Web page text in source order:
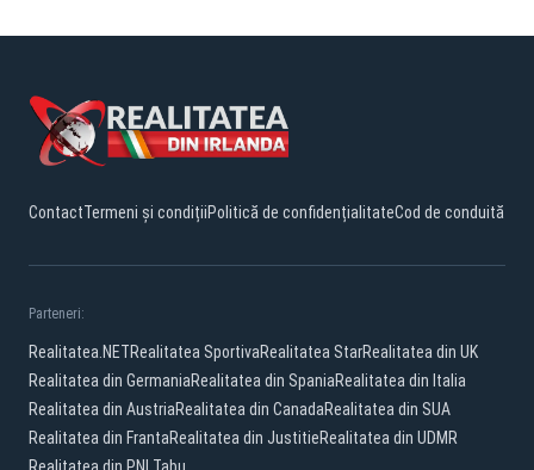
ContactTermeni și condițiiPolitică de confidențialitateCod de conduită
Parteneri:
Realitatea.NETRealitatea SportivaRealitatea StarRealitatea din UK
Realitatea din GermaniaRealitatea din SpaniaRealitatea din Italia
Realitatea din AustriaRealitatea din CanadaRealitatea din SUA
Realitatea din FrantaRealitatea din JustitieRealitatea din UDMR